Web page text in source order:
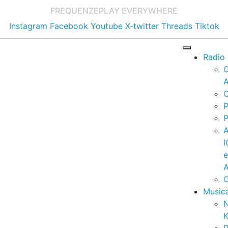
FREQUENZEPLAY EVERYWHERE
Instagram Facebook Youtube X-twitter Threads Tiktok
Radio
e